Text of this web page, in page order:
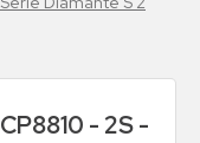
- 2S -